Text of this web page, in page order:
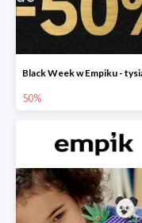
50%